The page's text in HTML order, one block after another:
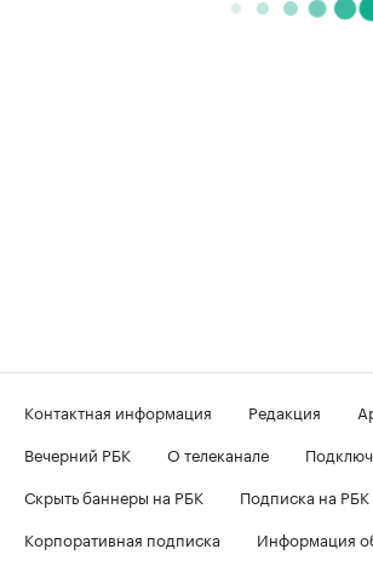
Контактная информация Редакция
Вечерний РБК
О телеканале
Скрыть баннеры на РБК
Подписка на РБК
Корпоративная подписка
Информация